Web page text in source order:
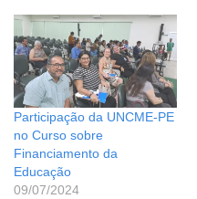
Participação da UNCME-PE
no Curso sobre
Financiamento da
Educação
09/07/2024